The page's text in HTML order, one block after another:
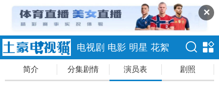
✕
电视剧 电影 明星 花絮
简介 分集剧情 演员表 剧照